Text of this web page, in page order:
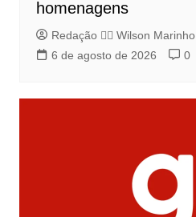
homenagens
Redação 👨‍⚖️​ Wilson Marinho
6 de agosto de 2026
0